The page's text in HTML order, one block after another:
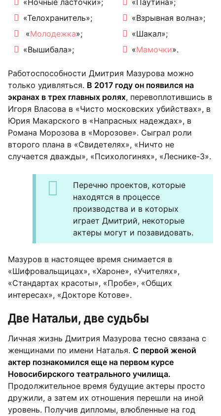
«Телохранитель»;
«Молодежка»;
«Вышибала»;
«Взрывная волна»;
«Шакал»;
«Мамочки».
Работоспособности Дмитрия Мазурова можно
только удивляться. В 2017 году он появился на
экранах в трех главных ролях, перевоплотившись в
Игоря Власова в «Чисто московских убийствах», в
Юрия Макарского в «Напрасных надеждах», в
Романа Морозова в «Морозове». Сыграл роли
второго плана в «Свидетелях», «Ничто не
случается дважды», «Психологинях», «Леснике-3».
Перечню проектов, которые
находятся в процессе
производства и в которых
играет Дмитрий, некоторые
актеры могут и позавидовать.
Мазуров в настоящее время снимается в
«Шифровальщицах», «Хароне», «Учителях»,
«Стандартах красоты», «Пробе», «Общих
интересах», «Докторе Котове».
Две Натальи, две судьбы
Личная жизнь Дмитрия Мазурова тесно связана с
женщинами по имени Наталья. С первой женой
актер познакомился еще на первом курсе
Новосибирского театрального училища.
Продолжительное время будущие актеры просто
дружили, а затем их отношения перешли на иной
уровень. Получив дипломы, влюбленные на год